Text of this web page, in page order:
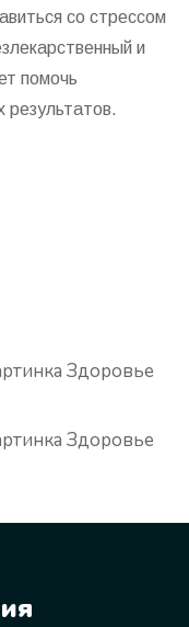
со стрессом
и
помочь
результатов.